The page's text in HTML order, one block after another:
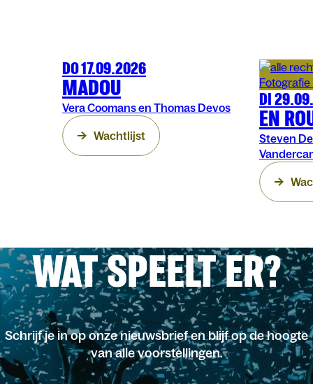
MUZIEKMATINÉE DORÉE
DO 17.09.2026
MADOU
Vera Coomans en Thomas Devos
Wachtlijst
WOORD
DI
EN
Steven
WAT SPEELT ER?
Schrijf je in op onze nieuwsbrief en blijf op de hoogte
van alle voorstellingen.